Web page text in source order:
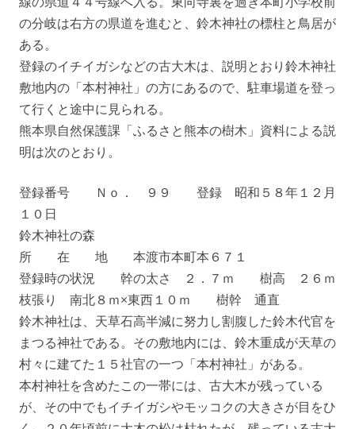
の分岐は右方の県道を進むと、鈴木神社の標柱と鳥居が
ある。
登録のイチイガシなどの古大木は、説明とおり鈴木神社
敷地内の「本村神社」の方にあるので、駐車場道を登っ
て行くと途中に見られる。
熊本県自然保護課「ふるさと熊本の樹木」資料による説
明は次のとおり。
登録番号 Ｎｏ． ９９ 登録 昭和５８年１２月
１０日
鈴木神社の森
所 在 地 本渡市本町本６７１
登録時の状況 幹の太さ ２．７ｍ 樹高 ２６ｍ
枝張り 南北８ｍ×東西１０ｍ 樹幹 通直
鈴木神社は、天草石高半減に努力し割腹した鈴木代官を
まつる神社である。その敷地内には、鈴木重成が天草の
村々に建てた１５社官の一つ「本村神社」がある。
本村神社を含めたこの一帯には、古大木が残っている
が、その中でもイチイガシやモッコクの大きさが目をひ